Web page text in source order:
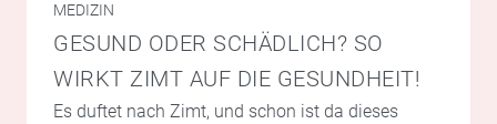
MEDIZIN
GESUND ODER SCHÄDLICH? SO
WIRKT ZIMT AUF DIE GESUNDHEIT!
Es duftet nach Zimt, und schon ist da dieses